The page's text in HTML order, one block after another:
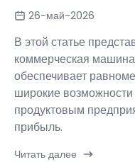
26-май-2026
В этой статье
коммерческая
обеспечивает
широкие
продуктовым
прибыль.
Читать далее